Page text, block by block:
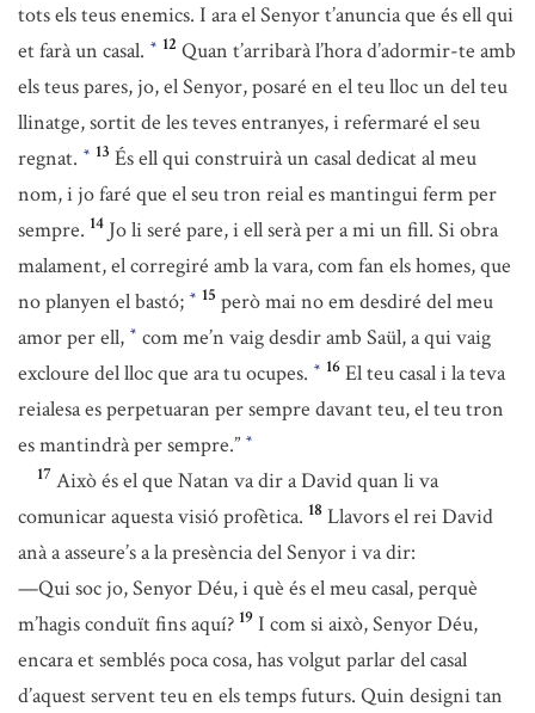
tots els teus enemics. I ara el Senyor t’anuncia que és ell qui
et farà un casal. * 12 Quan t’arribarà l’hora d’adormir-te amb
els teus pares, jo, el Senyor, posaré en el teu lloc un del teu
llinatge, sortit de les teves entranyes, i refermaré el seu
regnat. * 13 És ell qui construirà un casal dedicat al meu
nom, i jo faré que el seu tron reial es mantingui ferm per
sempre. 14 Jo li seré pare, i ell serà per a mi un fill. Si obra
malament, el corregiré amb la vara, com fan els homes, que
no planyen el bastó; * 15 però mai no em desdiré del meu
amor per ell, * com me’n vaig desdir amb Saül, a qui vaig
excloure del lloc que ara tu ocupes. * 16 El teu casal i la teva
reialesa es perpetuaran per sempre davant teu, el teu tron
es mantindrà per sempre.” *
17 Això és el que Natan va dir a David quan li va
comunicar aquesta visió profètica. 18 Llavors el rei David
anà a asseure’s a la presència del Senyor i va dir:
—Qui soc jo, Senyor Déu, i què és el meu casal, perquè
m’hagis conduït fins aquí? 19 I com si això, Senyor Déu,
encara et semblés poca cosa, has volgut parlar del casal
d’aquest servent teu en els temps futurs. Quin designi tan